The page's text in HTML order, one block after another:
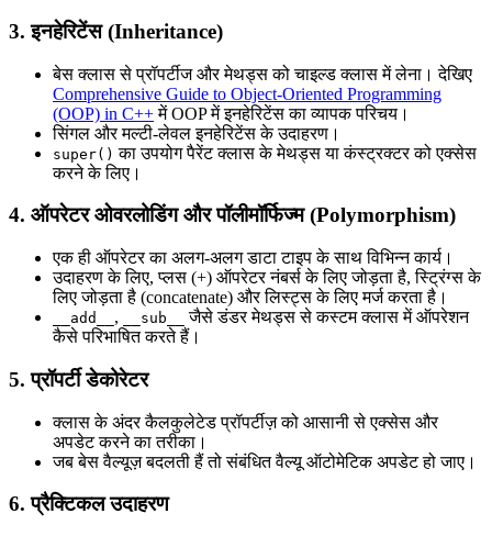
3. इनहेरिटेंस (Inheritance)
बेस क्लास से प्रॉपर्टीज और मेथड्स को चाइल्ड क्लास में लेना। देखिए
Comprehensive Guide to Object-Oriented Programming
(OOP) in C++में OOP में इनहेरिटेंस का व्यापक परिचय।
सिंगल और मल्टी-लेवल इनहेरिटेंस के उदाहरण।
super() का उपयोग पैरेंट क्लास के मेथड्स या कंस्ट्रक्टर को एक्सेस
करने के लिए।
4. ऑपरेटर ओवरलोडिंग और पॉलीमॉर्फिज्म (Polymorphism)
एक ही ऑपरेटर का अलग-अलग डाटा टाइप के साथ विभिन्न कार्य।
उदाहरण के लिए, प्लस (+) ऑपरेटर नंबर्स के लिए जोड़ता है, स्ट्रिंग्स के
लिए जोड़ता है (concatenate) और लिस्ट्स के लिए मर्ज करता है।
__add__ , __sub__
जैसे डंडर मेथड्स से कस्टम क्लास में ऑपरेशन
कैसे परिभाषित करते हैं।
5. प्रॉपर्टी डेकोरेटर
क्लास के अंदर कैलकुलेटेड प्रॉपर्टीज़ को आसानी से एक्सेस और
अपडेट करने का तरीका।
जब बेस वैल्यूज़ बदलती हैं तो संबंधित वैल्यू ऑटोमेटिक अपडेट हो जाए।
6. प्रैक्टिकल उदाहरण